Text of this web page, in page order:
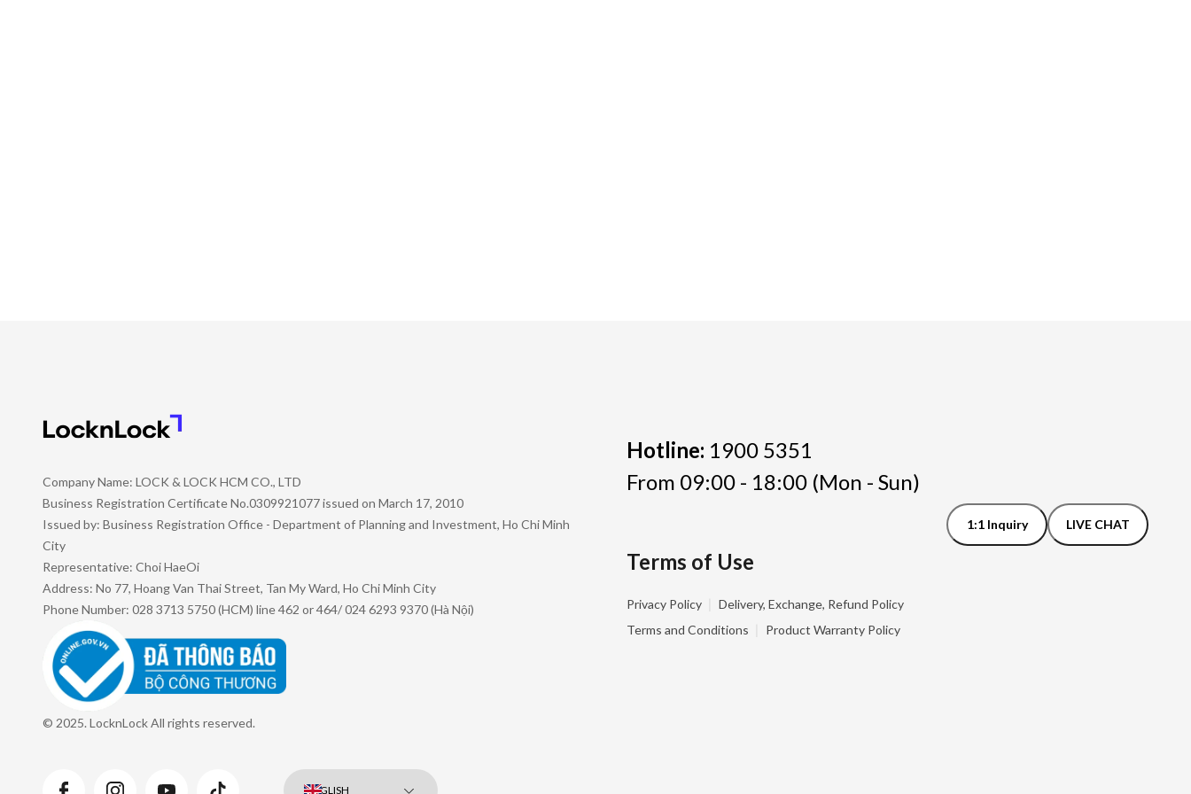
Company Name: LOCK & LOCK HCM CO., LTD
Business Registration Certificate No.0309921077 issued on March 17, 2010
Issued by: Business Registration Office - Department of Planning and Investment, Ho Chi Minh
City
Representative: Choi HaeOi
Address: No 77, Hoang Van Thai Street, Tan My Ward, Ho Chi Minh City
Phone Number: 028 3713 5750 (HCM) line 462 or 464/ 024 6293 9370 (Hà Nội)
© 2025. LocknLock All rights reserved.
Hotline: 1900 5351
From 09:00 - 18:00 (Mon - Sun)
1:1 Inquiry LIVE CHAT
Terms of Use
Privacy Policy
Delivery, Exchange, Refund Policy
Terms and Conditions
Product Warranty Policy